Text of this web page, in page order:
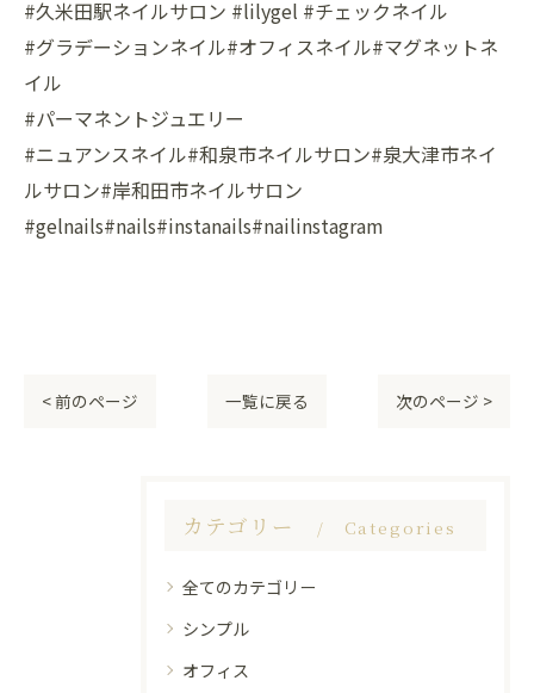
#久米田駅ネイルサロン #lilygel #チェックネイル
#グラデーションネイル#オフィスネイル#マグネットネ
イル
#パーマネントジュエリー
#ニュアンスネイル#和泉市ネイルサロン#泉大津市ネイ
ルサロン#岸和田市ネイルサロン
#gelnails#nails#instanails#nailinstagram
< 前のページ 一覧に戻る 次のページ >
カテゴリー Categories
全てのカテゴリー
シンプル
オフィス